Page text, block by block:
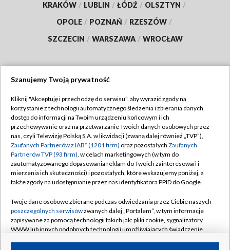
KRAKÓW / LUBLIN / ŁÓDŹ / OLSZTYN /
OPOLE / POZNAŃ / RZESZÓW /
SZCZECIN / WARSZAWA / WROCŁAW
TVP
Abonament TVP
Emisja w TVP
Centrum informacji TVP
Naziemna Telewizja Cyfrowa
Rada Programowa
System NOS
Informacje o nadawcy
Regulamin TVP
Polityka prywatności
Moje zgody
Pomoc
Kontakt
Kanały
Szanujemy Twoją prywatność
Kliknij "Akceptuję i przechodzę do serwisu", aby wyrazić zgody na
korzystanie z technologii automatycznego śledzenia i zbierania danych,
dostęp do informacji na Twoim urządzeniu końcowym i ich
przechowywanie oraz na przetwarzanie Twoich danych osobowych przez
nas, czyli Telewizję Polską S.A. w likwidacji (zwaną dalej również „TVP”),
Zaufanych Partnerów z IAB* (1201 firm) oraz pozostałych Zaufanych
Partnerów TVP (93 firm), w celach marketingowych (w tym do
zautomatyzowanego dopasowania reklam do Twoich zainteresowań i
mierzenia ich skuteczności) i pozostałych, które wskazujemy poniżej, a
także zgody na udostępnianie przez nas identyfikatora PPID do Google.
Twoje dane osobowe zbierane podczas odwiedzania przez Ciebie naszych
poszczególnych serwisówzwanych dalej „Portalem”, w tym informacje
zapisywane za pomocą technologii takich jak: pliki cookie, sygnalizatory
WWW lub innych podobnych technologii umożliwiających świadczenie